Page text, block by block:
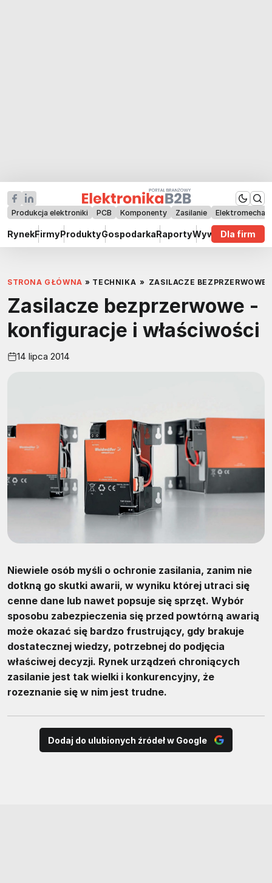
Produkcja elektroniki PCB Komponenty Zasilanie
RynekFirmyProduktyGospodarkaRaportyWywiadyDla firm
STRONA GŁÓWNA » TECHNIKA » ZASILACZE
Zasilacze bezprzerwowe -
konfiguracje i właściwości
14 lipca 2014
Niewiele osób myśli o ochronie zasilania, zanim nie
dotkną go skutki awarii, w wyniku której utraci się
cenne dane lub nawet popsuje się sprzęt. Wybór
sposobu zabezpieczenia się przed powtórną awarią
może okazać się bardzo frustrujący, gdy brakuje
dostatecznej wiedzy, potrzebnej do podjęcia
właściwej decyzji. Rynek urządzeń chroniących
zasilanie jest tak wielki i konkurencyjny, że
rozeznanie się w nim jest trudne.
Dodaj do ulubionych źródeł w Google